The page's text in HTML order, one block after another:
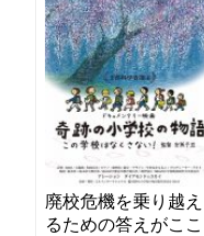
廃校危機を乗り越え
るための答えがここ